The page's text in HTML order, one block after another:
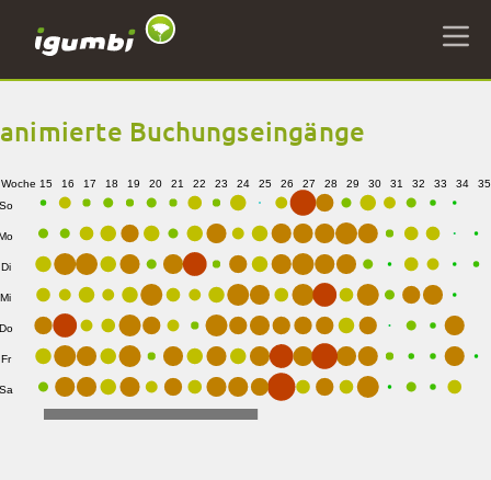
animierte Buchungseingänge
Woche 15 16 17 18 19 20 21 22 23 24 25 26 27 28 29 30 31 32 33 34
35
Di
Mi
Fr